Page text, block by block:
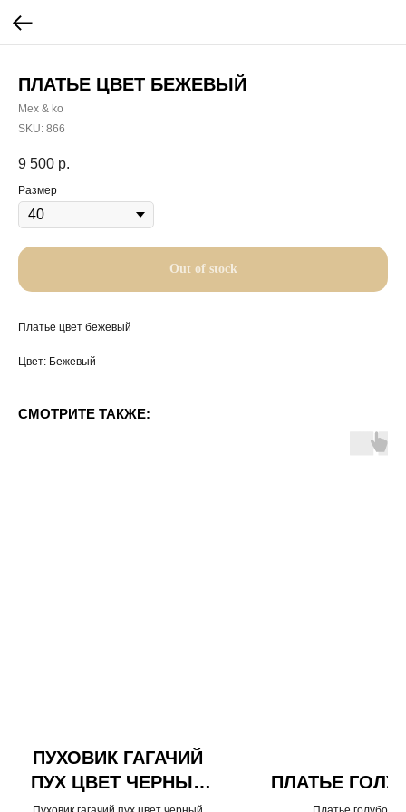
ПЛАТЬЕ ЦВЕТ БЕЖЕВЫЙ
Mex & ko
SKU: 866
9 500 р.
Размер
Out of stock
Платье цвет бежевый
Цвет: Бежевый
СМОТРИТЕ ТАКЖЕ:
ПУХОВИК ГАГАЧИЙ
ПУХ ЦВЕТ ЧЕРНЫЙ
ДЛИНА 90
ПЛАТЬЕ